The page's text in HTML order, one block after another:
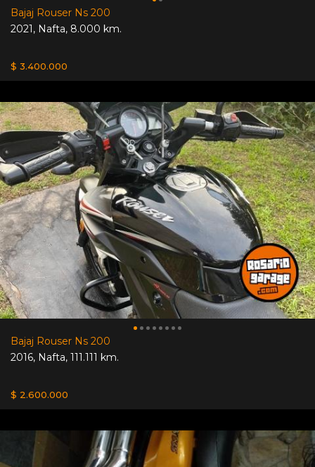
Bajaj Rouser Ns 200
2021, Nafta, 8.000 km.
$ 3.400.000
Bajaj Rouser Ns 200
2016, Nafta, 111.111 km.
$ 2.600.000